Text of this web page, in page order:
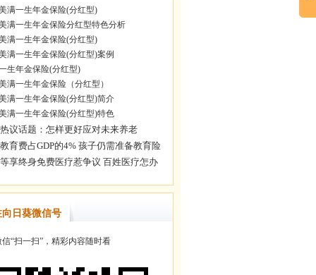
满一生年金保险(分红型)
满一生年金保险分红型特色分析
满一生年金保险(分红型)
满一生年金保险(分红型)案例
生年金保险(分红型)
满一生年金保险（分红型）
满一生年金保险(分红型)简介
满一生年金保险(分红型)特色
向日葵微信号
“扫一扫”，精彩内容随时看